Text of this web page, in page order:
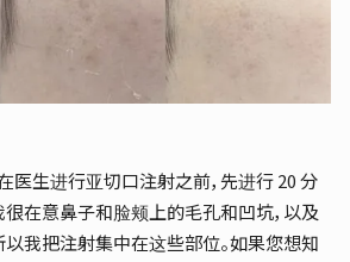
医生进行亚切口注射之前，先进行 20 分
在意鼻子和脸颊上的毛孔和凹坑，以及
我把注射集中在这些部位。如果您想知